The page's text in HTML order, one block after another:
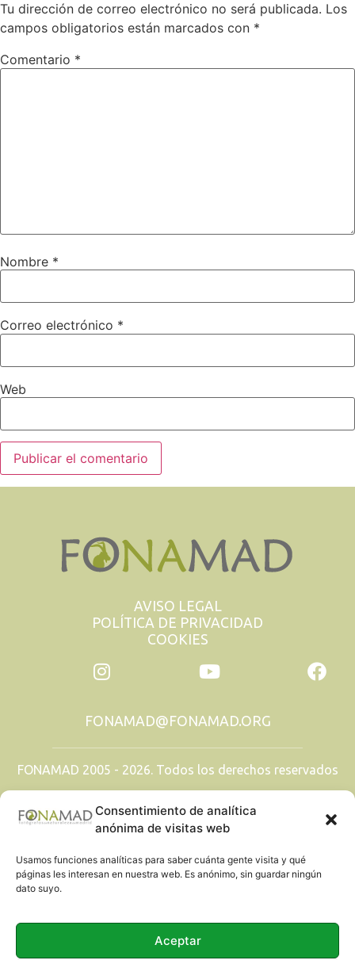
Consentimiento de analítica
anónima de visitas web
Usamos funciones analíticas para saber cuánta gente visita y qué
páginas les interesan en nuestra web. Es anónimo, sin guardar ningún
dato suyo.
Aceptar
Tu dirección de correo electrónico no será publicada. Los
campos obligatorios están marcados con *
Comentario *
Nombre *
Correo electrónico *
Web
AVISO LEGAL
POLÍTICA DE PRIVACIDAD
COOKIES
FONAMAD@FONAMAD.ORG
FONAMAD 2005 - 2026. Todos los derechos reservados
AUTORES. QUEDA PROHIBIDA SU
REPRODUCCIÓN.